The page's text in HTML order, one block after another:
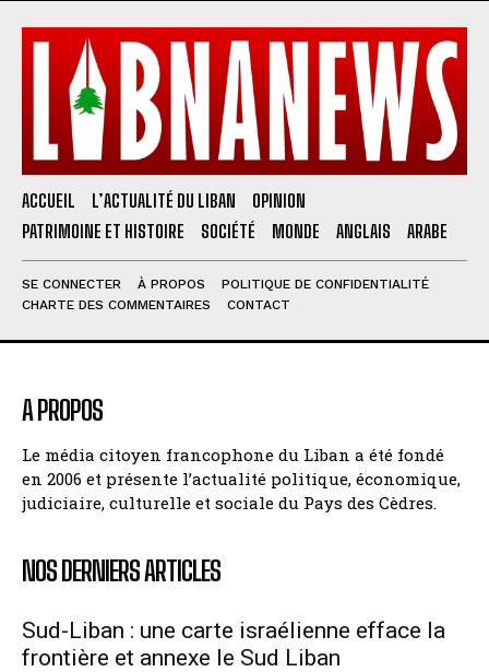
ACCUEIL L’ACTUALITÉ DU LIBAN
OPINION
PATRIMOINE ET HISTOIRE
SOCIÉTÉ MONDE ANGLAIS ARABE
SE CONNECTER À PROPOS
POLITIQUE DE CONFIDENTIALITÉ
CHARTE DES COMMENTAIRES
CONTACT
A PROPOS
Le média citoyen francophone du Liban a été fondé
en 2006 et présente l’actualité politique, économique,
judiciaire, culturelle et sociale du Pays des Cèdres.
NOS DERNIERS ARTICLES
Sud-Liban : une carte israélienne efface la
frontière et annexe le Sud Liban